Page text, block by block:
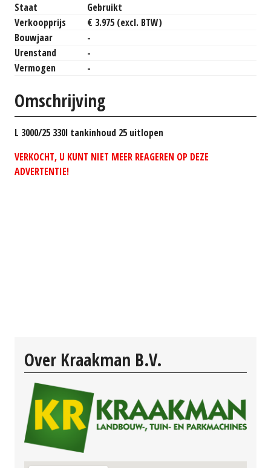
Staat
Gebruikt
Verkoopprijs
€ 3.975 (excl. BTW)
Bouwjaar
-
Urenstand
-
Vermogen
-
Omschrijving
L 3000/25 330l tankinhoud 25 uitlopen
VERKOCHT, U KUNT NIET MEER REAGEREN OP DEZE
ADVERTENTIE!
Over Kraakman B.V.